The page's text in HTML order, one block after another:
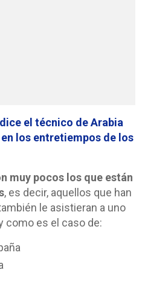
el técnico de Arabia
los entretiempos de los
muy pocos los que están
, es decir, aquellos que han
le asistieran a uno
como es el caso de: